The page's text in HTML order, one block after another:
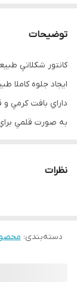
توضیحات
کانتور شكلاتي
ایجاد جلوه کاملا
داراي بافت كرمي
به صورت قلمي
مناسب جهت
مناسب برای
نظرات
دسته‌بندی: